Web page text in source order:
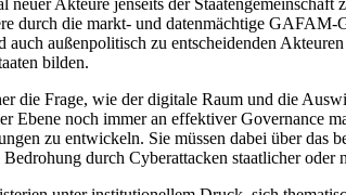
neuer Akteure jenseits der
durch die markt- und datenmächtige
auch außenpolitisch zu entscheidenden
bilden.
die Frage, wie der digitale Raum und die
Ebene noch immer an effektiver Governance
zu ent­wickeln. Sie müssen dabei über das
Bedrohung durch Cyberattacken staatlicher